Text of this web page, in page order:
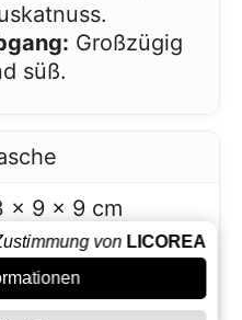
Großzügig
süß.
x 9 x 9 cm
von LICOREA